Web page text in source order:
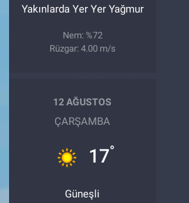
Yakınlarda Yer Yer Yağmur
Nem: %72
Rüzgar: 4.00 m/s
12 AĞUSTOS
ÇARŞAMBA
17°
Güneşli